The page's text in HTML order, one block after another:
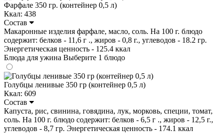
Фарфале 350 гр. (контейнер 0,5 л)
Ккал: 438
Состав
Макаронные изделия фарфале, масло, соль. На 100 г. блюдо
содержит: белков - 11,6 г ., жиров - 0,8 г., углеводов - 18.2 гр.
Энергетическая ценность - 125.4 ккал
Блюда для ужина Выберите 1 блюдо
Голубцы ленивые 350 гр (контейнер 0,5 л)
Ккал: 609
Состав
Капуста, рис, свинина, говядина, лук, морковь, специи, томат,
соль. На 100 г. блюдо содержит: белков - 6,5 г ., жиров - 12,5 г.,
углеводов - 8,7 гр. Энергетическая ценность - 174.1 ккал